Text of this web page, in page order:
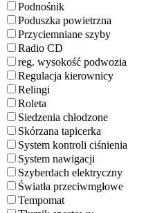
Podnośnik
Poduszka powietrzna
Przyciemniane szyby
Radio CD
reg. wysokość podwozia
Regulacja kierownicy
Relingi
Roleta
Siedzenia chłodzone
Skórzana tapicerka
System kontroli ciśnienia
System nawigacji
Szyberdach elektryczny
Światła przeciwmgłowe
Tempomat